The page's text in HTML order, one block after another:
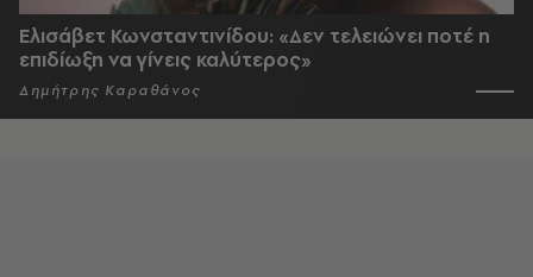
Ελισάβετ Κωνσταντινίδου: «Δεν τελειώνει ποτέ η
επιδίωξη να γίνεις καλύτερος»
Δημήτρης Καραθάνος